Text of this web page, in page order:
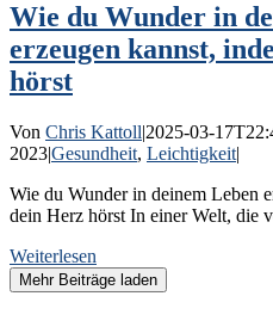
Wie du Wunder in
erzeugen kannst,
hörst
Von Chris Kattoll|2025-03-
2023|Gesundheit, Leichtigkeit|
Wie du Wunder in deinem Leben
dein Herz hörst In einer Welt, die
Weiterlesen
Mehr Beiträge laden